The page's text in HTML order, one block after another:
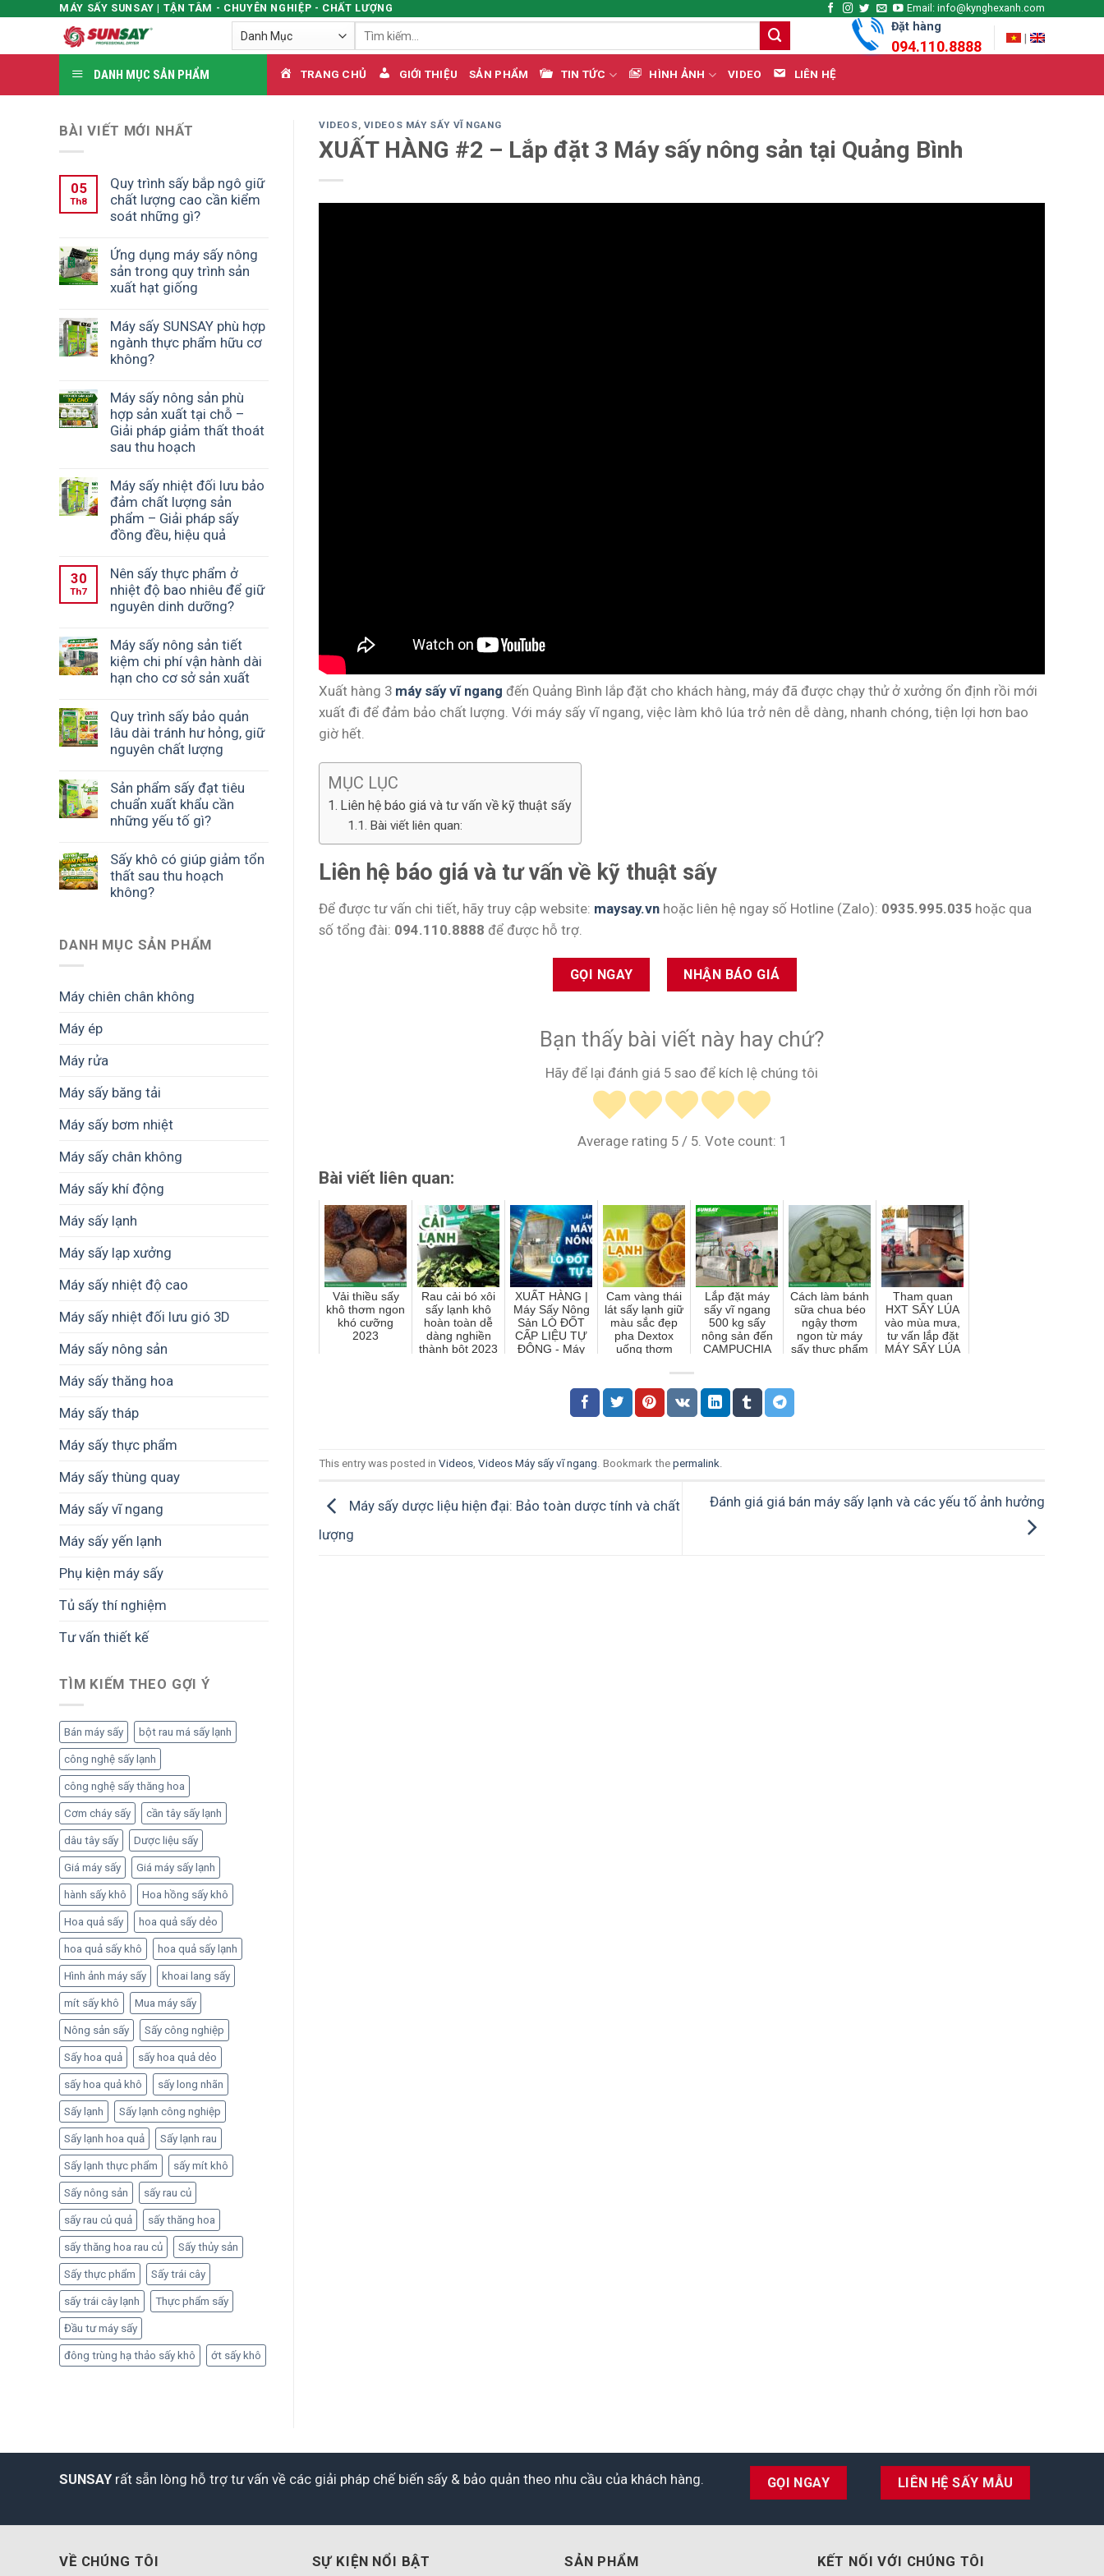
content
MÁY SẤY SUNSAY | TẬN TÂM - CHUYÊN NGHIỆP - CHẤT LƯỢNG
Email: info@kynghexanh.com
Tìm
Đặt hàng
094.110.8888
DANH MỤC SẢN PHẨM TRANG CHỦ GIỚI THIỆU SẢN PHẨM TIN TỨC HÌNH ẢNH VIDEO LIÊN HỆ
BÀI VIẾT MỚI NHẤT
05
Th8
Quy trình sấy bắp ngô giữ
chất lượng cao cần kiểm
soát những gì?
Ứng dụng máy sấy nông
sản trong quy trình sản
xuất hạt giống
Máy sấy SUNSAY phù hợp
ngành thực phẩm hữu cơ
không?
Máy sấy nông sản phù
hợp sản xuất tại chỗ –
Giải pháp giảm thất thoát
sau thu hoạch
Máy sấy nhiệt đối lưu bảo
đảm chất lượng sản
phẩm – Giải pháp sấy
đồng đều, hiệu quả
30
Th7
Nên sấy thực phẩm ở
nhiệt độ bao nhiêu để giữ
nguyên dinh dưỡng?
Máy sấy nông sản tiết
kiệm chi phí vận hành dài
hạn cho cơ sở sản xuất
Quy trình sấy bảo quản
lâu dài tránh hư hỏng, giữ
nguyên chất lượng
Sản phẩm sấy đạt tiêu
chuẩn xuất khẩu cần
những yếu tố gì?
Sấy khô có giúp giảm tổn
thất sau thu hoạch
không?
DANH MỤC SẢN PHẨM
Máy chiên chân không
Máy ép
Máy rửa
Máy sấy băng tải
Máy sấy bơm nhiệt
Máy sấy chân không
Máy sấy khí động
Máy sấy lạnh
Máy sấy lạp xưởng
Máy sấy nhiệt độ cao
Máy sấy nhiệt đối lưu gió 3D
Máy sấy nông sản
Máy sấy thăng hoa
Máy sấy tháp
Máy sấy thực phẩm
Máy sấy thùng quay
Máy sấy vĩ ngang
Máy sấy yến lạnh
Phụ kiện máy sấy
Tủ sấy thí nghiệm
Tư vấn thiết kế
TÌM KIẾM THEO GỢI Ý
Bán máy sấy bột rau má sấy lạnh
công nghệ sấy lạnh
công nghệ sấy thăng hoa
Cơm cháy sấy cần tây sấy lạnh
dâu tây sấy Dược liệu sấy
Giá máy sấy Giá máy sấy lạnh
hành sấy khô Hoa hồng sấy khô
Hoa quả sấy hoa quả sấy dẻo
hoa quả sấy khô hoa quả sấy lạnh
Hình ảnh máy sấy khoai lang sấy
mít sấy khô Mua máy sấy
Nông sản sấy Sấy công nghiệp
Sấy hoa quả sấy hoa quả dẻo
sấy hoa quả khô sấy long nhãn
Sấy lạnh Sấy lạnh công nghiệp
Sấy lạnh hoa quả Sấy lạnh rau
Sấy lạnh thực phẩm sấy mít khô
Sấy nông sản sấy rau củ
sấy rau củ quả sấy thăng hoa
sấy thăng hoa rau củ Sấy thủy sản
Sấy thực phẩm Sấy trái cây
sấy trái cây lạnh Thực phẩm sấy
Đầu tư máy sấy
đông trùng hạ thảo sấy khô ớt sấy khô
VIDEOS, VIDEOS MÁY SẤY VĨ NGANG
XUẤT HÀNG #2 – Lắp đặt 3 Máy sấy nông sản tại Quảng Bình
Xuất hàng 3 máy sấy vĩ ngang đến Quảng Bình lắp đặt cho khách hàng, máy đã được chạy thử ở xưởng ổn định rồi mới
xuất đi để đảm bảo chất lượng. Với máy sấy vĩ ngang, việc làm khô lúa trở nên dễ dàng, nhanh chóng, tiện lợi hơn bao
giờ hết.
MỤC LỤC
Liên hệ báo giá và tư vấn về kỹ thuật sấy
Bài viết liên quan:
Liên hệ báo giá và tư vấn về kỹ thuật sấy
Để được tư vấn chi tiết, hãy truy cập website: maysay.vn hoặc liên hệ ngay số Hotline (Zalo): 0935.995.035 hoặc qua
số tổng đài: 094.110.8888 để được hỗ trợ.
GỌI NGAY NHẬN BÁO GIÁ
Bạn thấy bài viết này hay chứ?
Hãy để lại đánh giá 5 sao để kích lệ chúng tôi
Average rating 5/ 5. Vote count: 1
Bài viết liên quan:
Vải thiều sấy
khô thơm ngon
khó cưỡng
2023
Rau cải bó xôi
sấy lạnh khô
hoàn toàn dễ
dàng nghiền
thành bột 2023
XUẤT HÀNG |
Máy Sấy Nông
Sản LÒ ĐỐT
CẤP LIỆU TỰ
ĐỘNG - Máy
SUNSAY
Cam vàng thái
lát sấy lạnh giữ
màu sắc đẹp
pha Dextox
uống thơm
tưởng 2023
Lắp đặt máy
sấy vĩ ngang
500 kg sấy
nông sản đến
CAMPUCHIA
Cách làm bánh
sữa chua béo
ngậy thơm
ngon từ máy
sấy thực phẩm
Tham quan
HXT SẤY LÚA
vào mùa mưa,
tư vấn lắp đặt
MÁY SẤY LÚA
This entry was posted in Videos, Videos Máy sấy vĩ ngang. Bookmark the permalink.
Máy sấy dược liệu hiện đại: Bảo toàn dược tính và chất
lượng
Đánh giá giá bán máy sấy lạnh và các yếu tố ảnh hưởng
SUNSAY rất sẵn lòng hỗ trợ tư vấn về các giải pháp chế biến sấy & bảo quản theo nhu cầu của khách hàng. GỌI NGAY LIÊN HỆ SẤY MẪU
VỀ CHÚNG TÔI SỰ KIỆN NỔI BẬT SẢN PHẨM KẾT NỐI VỚI CHÚNG TÔI